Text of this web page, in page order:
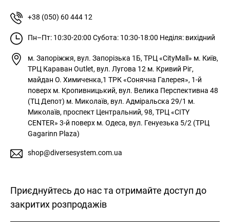
+38 (050) 60 444 12
Пн–Пт: 10:30-20:00 Субота: 10:30-18:00 Неділя: вихідний
м. Запоріжжя, вул. Запорізька 1Б, ТРЦ «CityMall» м. Київ,
ТРЦ Караван Outlet, вул. Лугова 12 м. Кривий Ріг,
майдан О. Химиченка,1 ТРК «Сонячна Галерея», 1-й
поверх м. Кропивницький, вул. Велика Перспективна 48
(ТЦ Депот) м. Миколаїв, вул. Адміральска 29/1 м.
Миколаїв, проспект Центральний, 98, ТРЦ «CITY
CENTER» 3-й поверх м. Одеса, вул. Генуезька 5/2 (ТРЦ
Gagarinn Plaza)
shop@diversesystem.com.ua
Приєднуйтесь до нас та отримайте доступ до
закритих розпродажів